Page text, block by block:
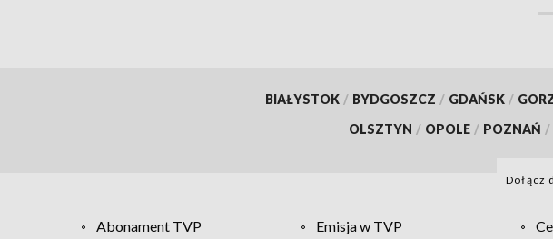
BIAŁYSTOK / BYDGOSZCZ / GDAŃSK /
OLSZTYN / OPOLE / POZNAŃ /
Dołącz
Abonament TVP Emisja w TVP